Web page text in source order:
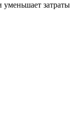
уменьшает затраты